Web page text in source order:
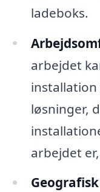
ladeboks.
arbejdet
installation
løsninger,
arbejdet